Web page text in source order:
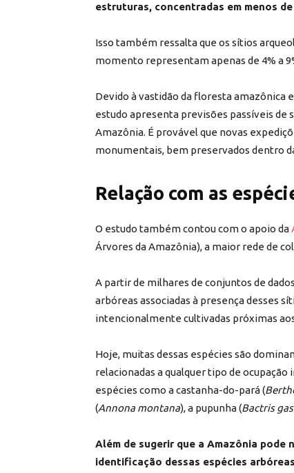
estruturas, concentradas em menos
Isso também ressalta que os sítios
momento representam apenas de 4% a
Devido à vastidão da floresta amazônica
estudo apresenta previsões passíveis de
Amazônia. É provável que novas
monumentais, bem preservados dentro
Relação com as
O estudo também contou com o apoio da
Árvores da Amazônia), a maior rede de
A partir de milhares de conjuntos de
arbóreas associadas à presença desses
intencionalmente cultivadas próximas
Hoje, muitas dessas espécies são
relacionadas a qualquer tipo de ocupação
espécies como a castanha-do-pará (
(Annona montana), a pupunha (Bactris
Além de sugerir que a Amazônia
identificação dessas espécies